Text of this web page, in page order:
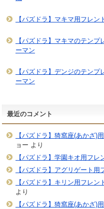
【パズドラ】マキマ用フレ
【パズドラ】マキマのテン
ーマン
【パズドラ】デンジのテン
ーマン
最近のコメント
【パズドラ】猗窩座(あかざ)
ョー より
【パズドラ】学園キオ用フレ
【パズドラ】アグリゲート用
【パズドラ】キリン用フレ
より
【パズドラ】猗窩座(あかざ)